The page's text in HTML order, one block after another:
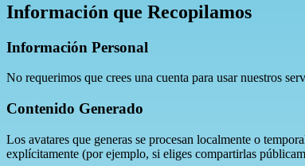
Información que Recopilamos
Información Personal
No requerimos que crees una cuenta para usar nuestros
Contenido Generado
Los avatares que generas se procesan localmente o
explícitamente (por ejemplo, si eliges compartirlas